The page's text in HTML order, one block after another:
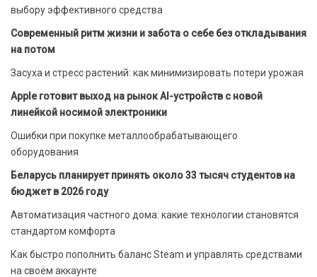
выбору эффективного средства
Современный ритм жизни и забота о себе без откладывания
на потом
Засуха и стресс растений: как минимизировать потери урожая
Apple готовит выход на рынок AI-устройств с новой
линейкой носимой электроники
Ошибки при покупке металлообрабатывающего
оборудования
Беларусь планирует принять около 33 тысяч студентов на
бюджет в 2026 году
Автоматизация частного дома: какие технологии становятся
стандартом комфорта
Как быстро пополнить баланс Steam и управлять средствами
на своём аккаунте